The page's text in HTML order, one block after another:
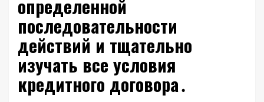
определенной
последовательности
действий и тщательно
изучать все условия
кредитного договора․